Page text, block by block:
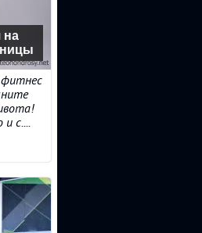
на
фитнес
с....